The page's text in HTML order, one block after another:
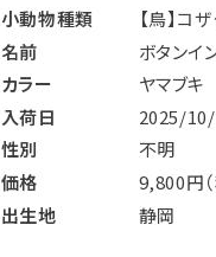
小動物種類
【鳥】コ
名前
ボタンイ
カラー
ヤマブキ
入荷日
2025/
性別
不明
価格
9,800円（
出生地
静岡